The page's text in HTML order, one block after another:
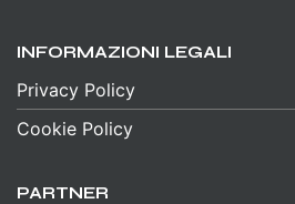
INFORMAZIONI LEGALI
Privacy Policy
Cookie Policy
PARTNER